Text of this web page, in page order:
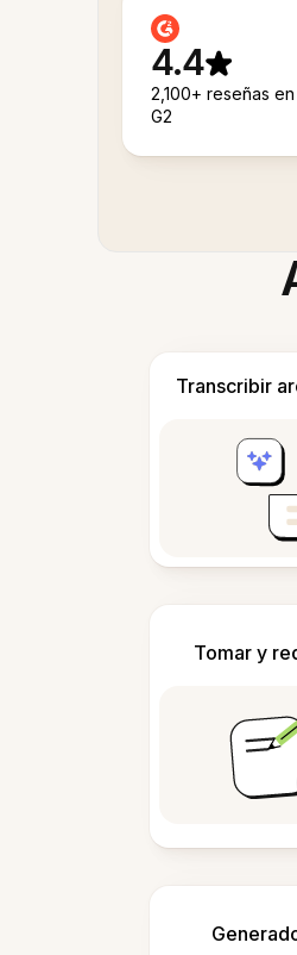
4.4
2,100+ reseñas en
G2
Transcribir
Tomar y